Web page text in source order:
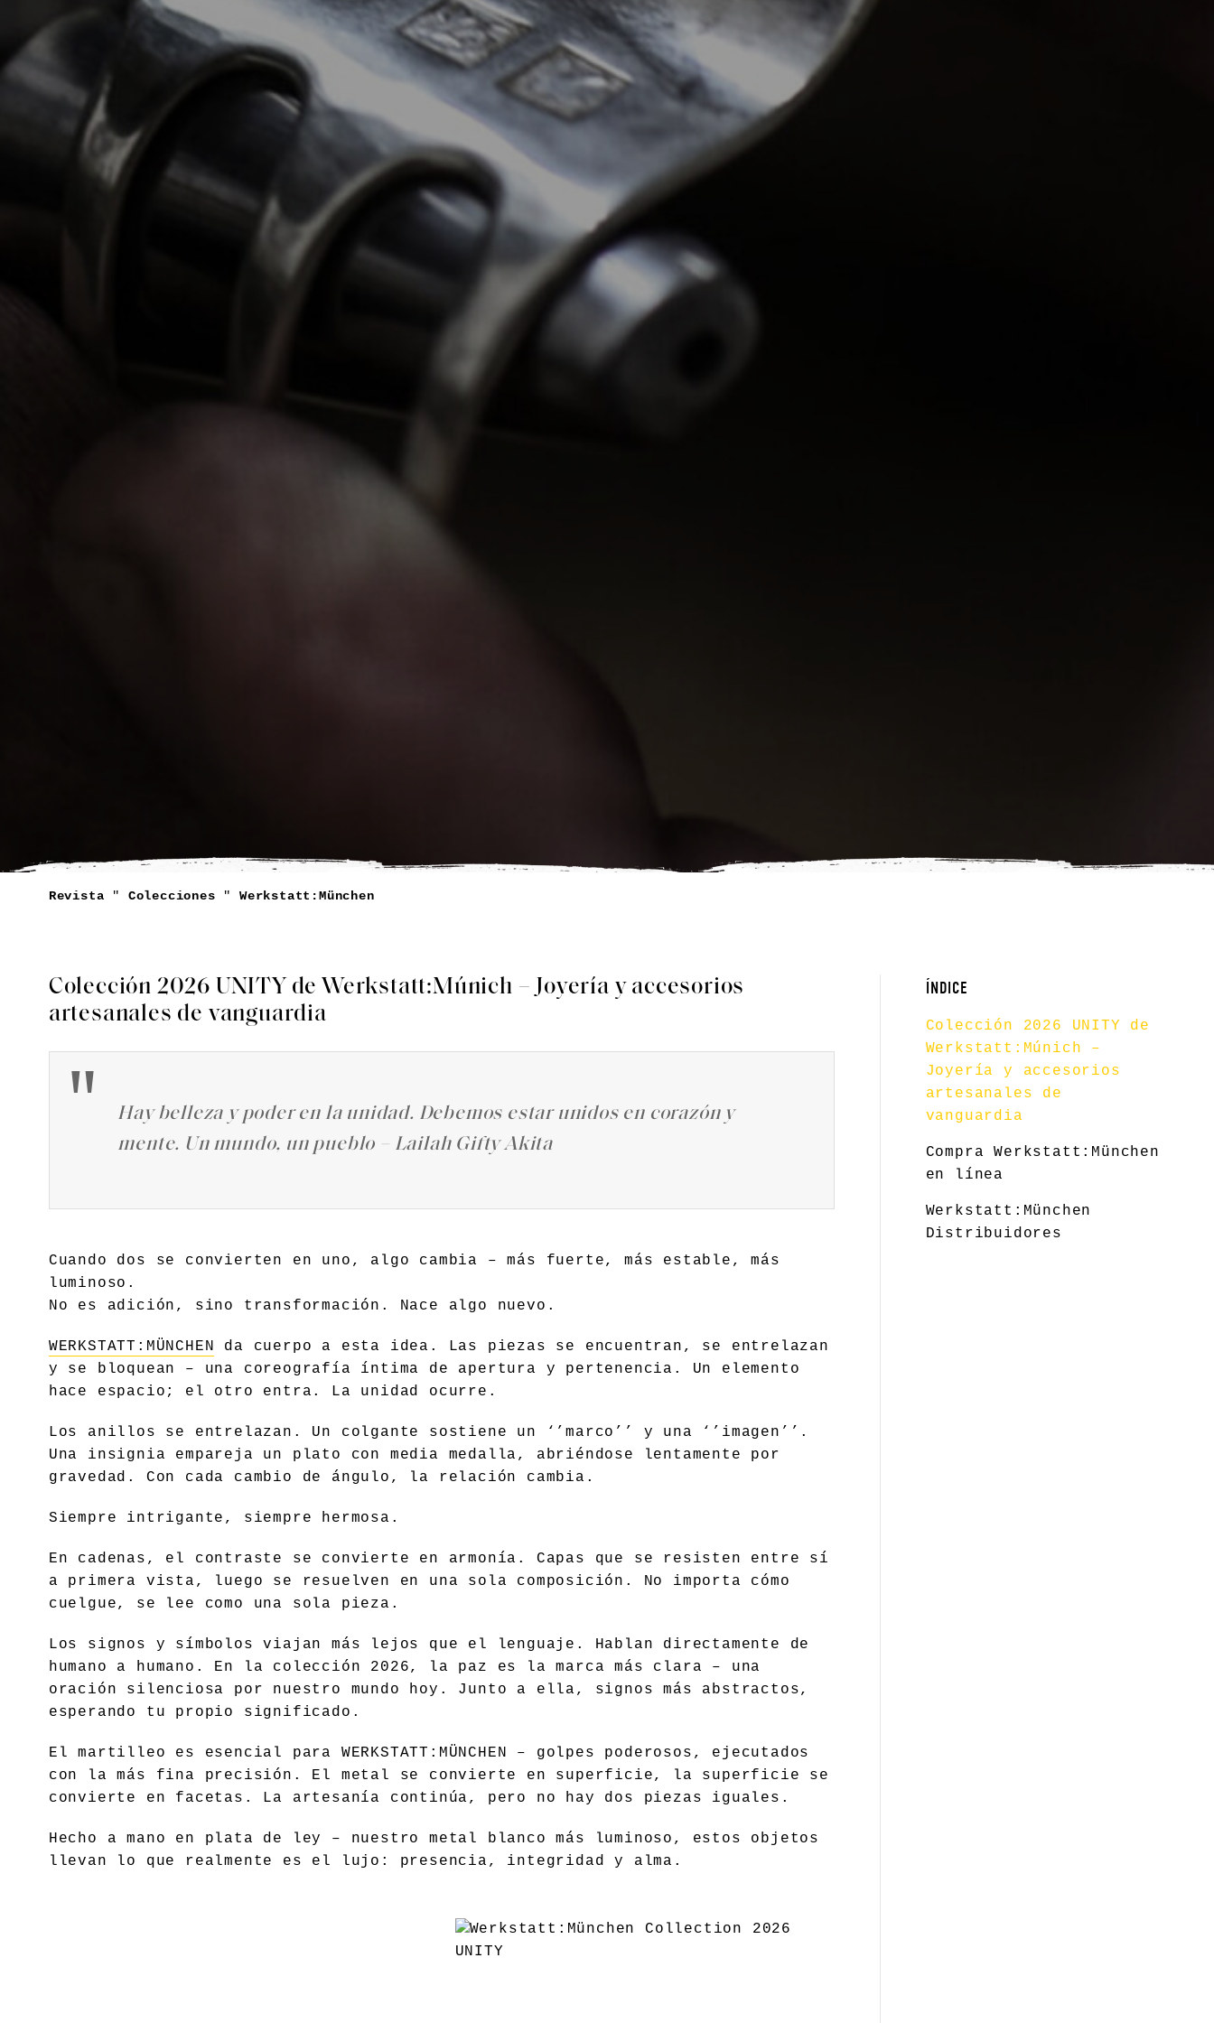
Revista " Colecciones " Werkstatt:München
Colección 2026 UNITY de Werkstatt:Múnich – Joyería y accesorios
artesanales de vanguardia
Hay belleza y poder en la unidad. Debemos estar unidos en corazón y
mente. Un mundo, un pueblo – Lailah Gifty Akita
Cuando dos se convierten en uno, algo cambia – más fuerte, más estable, más
luminoso.
No es adición, sino transformación. Nace algo nuevo.
WERKSTATT:MÜNCHEN da cuerpo a esta idea. Las piezas se encuentran, se entrelazan
y se bloquean – una coreografía íntima de apertura y pertenencia. Un elemento
hace espacio; el otro entra. La unidad ocurre.
Los anillos se entrelazan. Un colgante sostiene un ‘’marco’’ y una ‘’imagen’’.
Una insignia empareja un plato con media medalla, abriéndose lentamente por
gravedad. Con cada cambio de ángulo, la relación cambia.
Siempre intrigante, siempre hermosa.
En cadenas, el contraste se convierte en armonía. Capas que se resisten entre sí
a primera vista, luego se resuelven en una sola composición. No importa cómo
cuelgue, se lee como una sola pieza.
Los signos y símbolos viajan más lejos que el lenguaje. Hablan directamente de
humano a humano. En la colección 2026, la paz es la marca más clara – una
oración silenciosa por nuestro mundo hoy. Junto a ella, signos más abstractos,
esperando tu propio significado.
El martilleo es esencial para WERKSTATT:MÜNCHEN – golpes poderosos, ejecutados
con la más fina precisión. El metal se convierte en superficie, la superficie se
convierte en facetas. La artesanía continúa, pero no hay dos piezas iguales.
Hecho a mano en plata de ley – nuestro metal blanco más luminoso, estos objetos
llevan lo que realmente es el lujo: presencia, integridad y alma.
ÍNDICE
Colección 2026 UNITY de
Werkstatt:Múnich –
Joyería y accesorios
artesanales de
vanguardia
Compra Werkstatt:München
en línea
Werkstatt:München
Distribuidores